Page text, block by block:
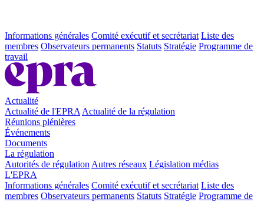
Informations générales Comité exécutif et secrétariat Liste des
membres Observateurs permanents Statuts Stratégie Programme de
travail
Actualité
Actualité de l'EPRA Actualité de la régulation
Réunions plénières
Événements
Documents
La régulation
Autorités de régulation Autres réseaux Législation médias
L'EPRA
Informations générales Comité exécutif et secrétariat Liste des
membres Observateurs permanents Statuts Stratégie Programme de